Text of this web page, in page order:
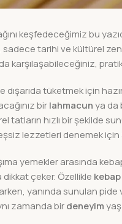
keşfedeceğimiz bu
tarihi ve kültürel
karşılaşabileceğiniz,
dışarıda tüketmek için
birlahmacunya da
tatların hızlı bir şekilde
lezzetleri denemek için
yemekler arasında
çeker. Özellikle
yanında sunulan
zamanda birdeneyim